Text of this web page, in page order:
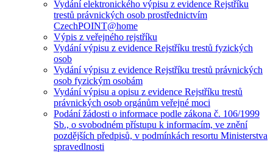
Vydání elektronického výpisu z evidence Rejstříku
trestů právnických osob prostřednictvím
CzechPOINT@home
Výpis z veřejného rejstříku
Vydání výpisu z evidence Rejstříku trestů fyzických
osob
Vydání výpisu z evidence Rejstříku trestů právnických
osob fyzickým osobám
Vydání výpisu a opisu z evidence Rejstříku trestů
právnických osob orgánům veřejné moci
Podání žádosti o informace podle zákona č. 106/1999
Sb., o svobodném přístupu k informacím, ve znění
pozdějších předpisů, v podmínkách resortu Ministerstva
spravedlnosti